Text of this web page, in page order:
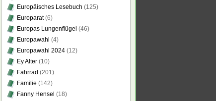
Europäisches Lesebuch (125)
Europarat(6)
Europas Lungenflügel (46)
Europawahl (4)
Europawahl 2024 (12)
Ey Alter (10)
Fahrrad (201)
Familie (142)
Fanny Hensel (18)